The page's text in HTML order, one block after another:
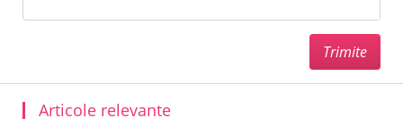
Articole relevante